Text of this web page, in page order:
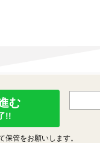
む
!!
管をお願いします。